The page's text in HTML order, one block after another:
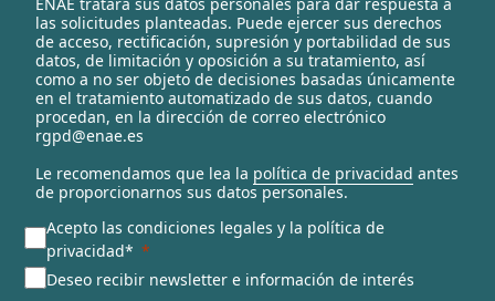
e
c
t
e
d
ENAE tratará sus datos personales para dar respuesta a
las solicitudes planteadas. Puede ejercer sus derechos
de acceso, rectificación, supresión y portabilidad de sus
datos, de limitación y oposición a su tratamiento, así
como a no ser objeto de decisiones basadas únicamente
en el tratamiento automatizado de sus datos, cuando
procedan, en la dirección de correo electrónico
rgpd@enae.es
Le recomendamos que lea la política de privacidad antes
de proporcionarnos sus datos personales.
Acepto las condiciones legales y la política de
privacidad*
Deseo recibir newsletter e información de interés